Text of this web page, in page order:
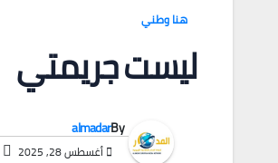
هنا وطني
ليست جريمتي
By
almadar
أغسطس 28, 2025